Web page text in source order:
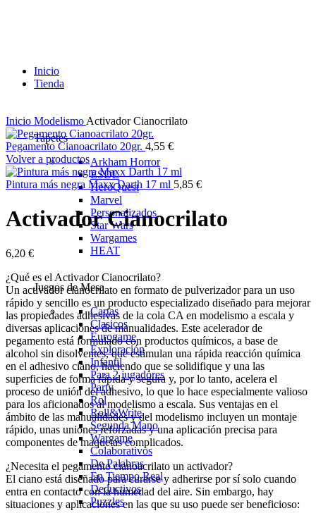
Inicio
Tienda
Tapetes
Arkham Horror
ESDL
HeroQuest
Marvel
Personalizados
Star Wars
Wargames
HEAT
Juegos de Mesa
Cartas
Clasicos
Eurogame
Exploración
Infantil
Para 2 jugadores
Party
Rol
Roll&Write
Segunda Mano
Wargame
Colaborativos
De Palabras
En Tiempo Real
Deductivos
Puzzles
Inicio Modelismo Activador Cianocrilato
Pegamento Cianoacrilato 20gr. 4,55 €
Volver a productos
Pintura más negra Maxx Darth 17 ml 5,85 €
Activador Cianocrilato
6,20 €
¿Qué es el Activador Cianocrilato?
Un activador cianocrilato en formato de pulverizador para un uso
rápido y sencillo es un producto especializado diseñado para mejorar
las propiedades adhesivas de la cola CA en modelismo a escala y
diversas aplicaciones de manualidades. Este acelerador de
pegamento está formulado con productos químicos, a base de
alcohol sin disolventes, que estimulan una rápida reacción química
en el adhesivo ciano, haciendo que se solidifique y una las
superficies de forma rápida y segura y, por lo tanto, acelera el
proceso de unión del adhesivo, lo que lo hace especialmente valioso
para los aficionados al modelismo a escala. Sus ventajas en el
ámbito de las manualidades y del modelismo incluyen un montaje
rápido, unas uniones reforzadas y una aplicación precisa para
componentes de maquetas complicados.
¿Necesita el pegamento cianoacrilato un activador?
El ciano está diseñado para curarse y adherirse por sí solo cuando
entra en contacto con la humedad del aire. Sin embargo, hay
situaciones y aplicaciones en las que su uso puede ser beneficioso: